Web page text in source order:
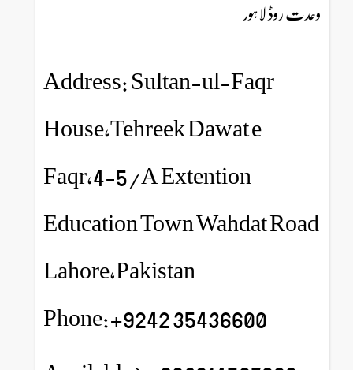
وحدت روڈ لاہور
Address: Sultan-ul-Faqr
House,Tehreek Dawat e
Faqr,4-5/A Extention
Education Town Wahdat Road
Lahore,Pakistan
Phone:+9242 35436600